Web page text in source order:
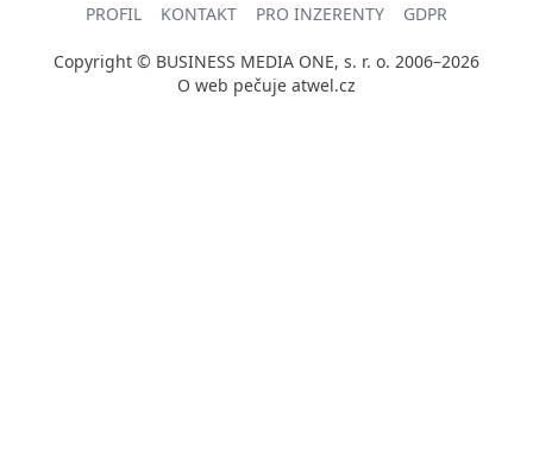
PROFIL KONTAKT PRO INZERENTY GDPR
Copyright © BUSINESS MEDIA ONE, s. r. o. 2006–2026